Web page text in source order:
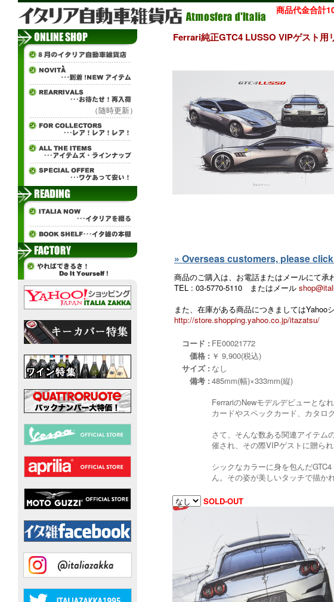
商品代金合計
（随時更新）
Ferrari純正GTC4 LUSSO VIPゲスト用
» Overseas customers, please
商品のご購入は、お電話またはメールにて承
TEL : 03-5770-5110 またはメール
また、在庫がある商品につきましてはYahoo
http://store.shopping.yahoo.co.jp/itazatsu/
コード : FE00021772
価格 : ￥ 9,900(税込)
サイズ : なし
備考 : 485mm(幅)×333mm(縦)
FerrariのNewモデルデビューとな
カードやスペックカード、カタロ
さて、そんな数ある関連アイテム
催され、その際VIPゲストに贈ら
シックなカラーに身を包んだ
ん。その姿が美しいタッチで描か
SOLD-OUT